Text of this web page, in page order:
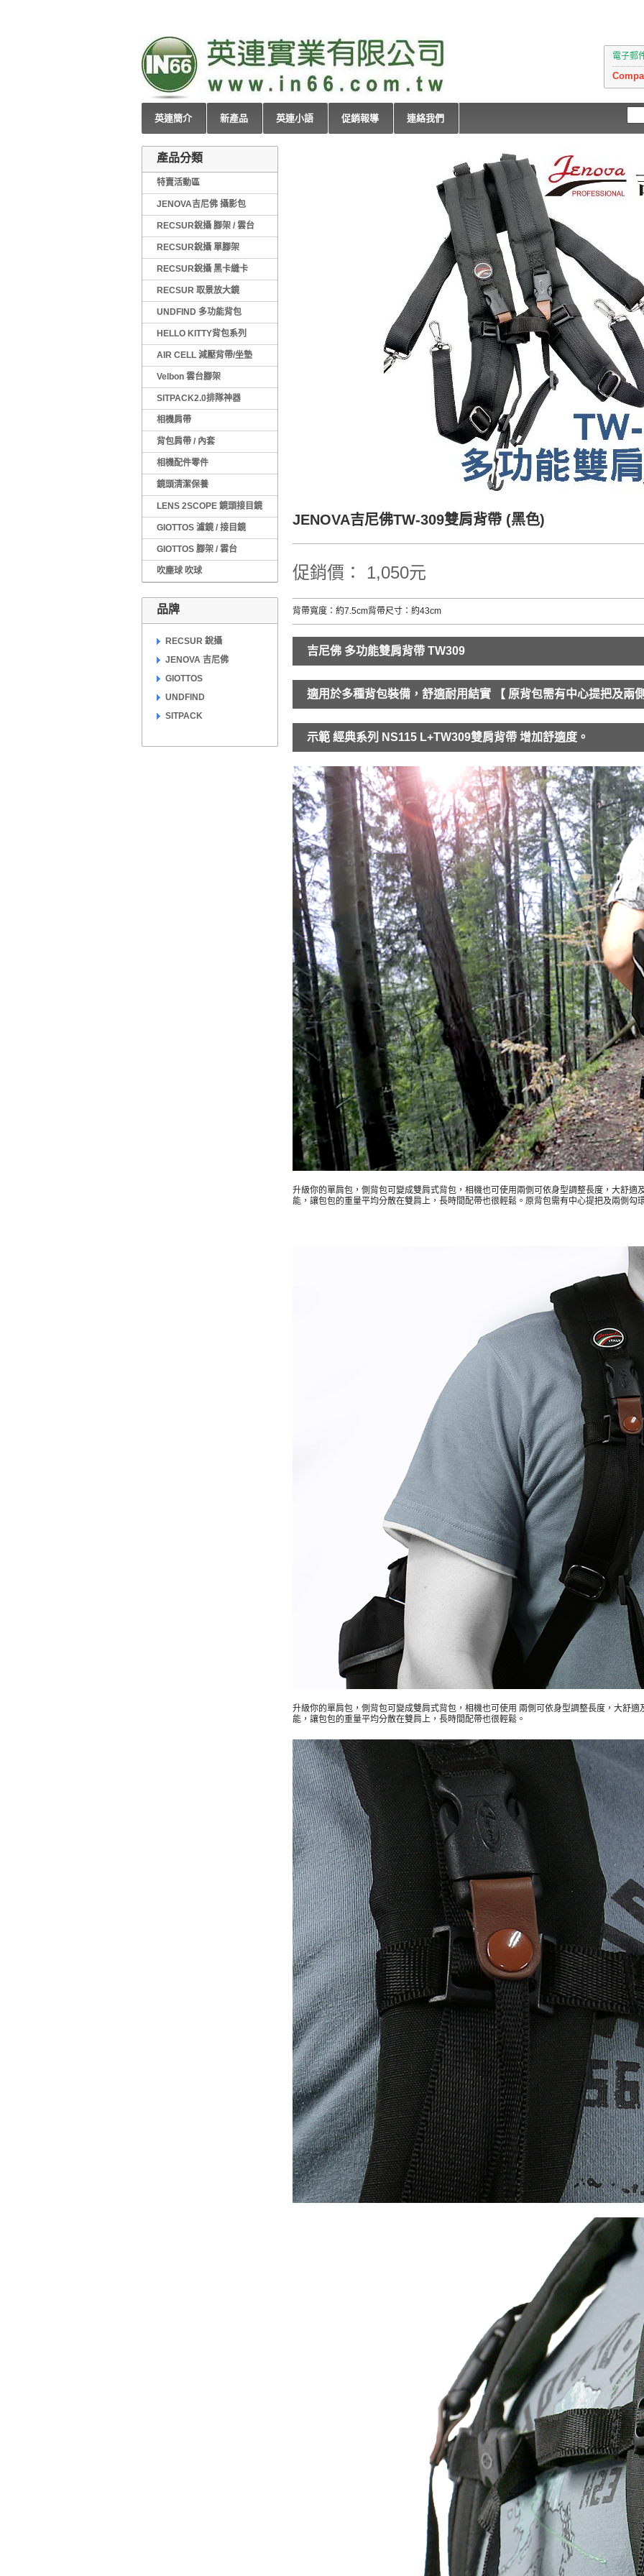
英連簡介 新產品 英連小語 促銷報導 連絡我們
電子郵
產品分類
特賣活動區
JENOVA吉尼佛 攝影包
RECSUR銳攝 腳架 / 雲台
RECSUR銳攝 單腳架
RECSUR銳攝 黑卡縫卡
RECSUR 取景放大鏡
UNDFIND 多功能背包
HELLO KITTY背包系列
AIR CELL 減壓背帶/坐墊
Velbon 雲台腳架
SITPACK2.0排隊神器
相機肩帶
背包肩帶 / 內套
相機配件零件
鏡頭清潔保養
LENS 2SCOPE 鏡頭接目鏡
GIOTTOS 濾鏡 / 接目鏡
GIOTTOS 腳架 / 雲台
吹塵球 吹球
品牌
RECSUR 銳攝
JENOVA 吉尼佛
GIOTTOS
UNDFIND
SITPACK
JENOVA吉尼佛TW-309雙肩背帶 (黑色)
促銷價： 1,050元
背帶寬度：約7.5cm背帶尺寸：約43cm
吉尼佛 多功能雙肩背帶 TW309
適用於多種背包裝備，舒適耐用結實 【 原背包需有中心提把及兩
示範 經典系列 NS115 L+TW309雙肩背帶 增加舒適度。
升級你的單肩包，側背包可變成雙肩式背包，相機也可使用兩側可依身型調整長度，大舒適
能，讓包包的重量平均分散在雙肩上，長時間配帶也很輕鬆。原背包需有中心提把及兩側勾
升級你的單肩包，側背包可變成雙肩式背包，相機也可使用 兩側可依身型調整長度，大舒
能，讓包包的重量平均分散在雙肩上，長時間配帶也很輕鬆。